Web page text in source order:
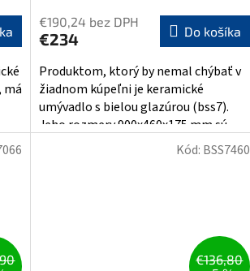
má
€190,24 bez DPH
€234 Do košíka
Produktom, ktorý by nemal chýbať v
žiadnom kúpeľni je keramické
umývadlo s bielou glazúrou (bss7).
Jeho rozmery 900x460x175 mm sú...
€136,80
Kód: BSS7460